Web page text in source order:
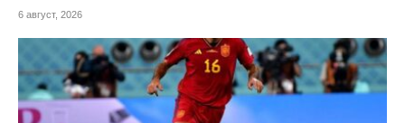
6 август, 2026